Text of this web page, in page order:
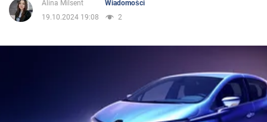
Alina Milsent
Wiadomości
19.10.2024 19:08
2